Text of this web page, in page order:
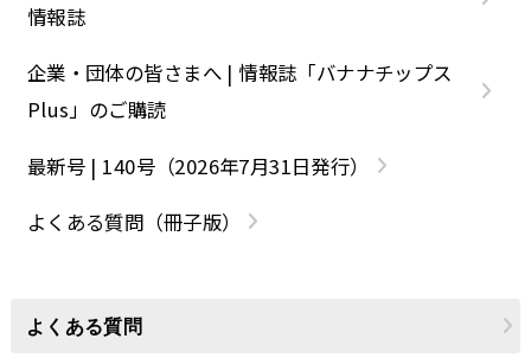
情報誌
企業・団体の皆さまへ | 情報誌「バナナチップス
Plus」のご購読
最新号 | 140号（2026年7月31日発行）
よくある質問（冊子版）
よくある質問